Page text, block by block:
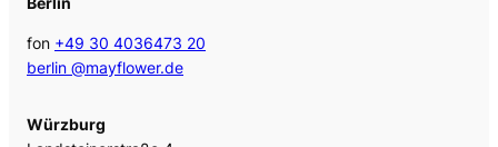
fon +49 30 4036473 20
berlin @mayflower.de
Würzburg